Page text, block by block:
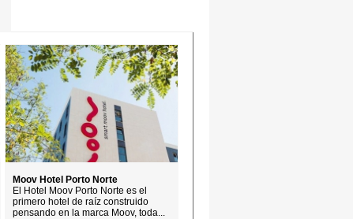
Moov Hotel Porto Norte
El Hotel Moov Porto Norte es el
primero hotel de raíz construido
pensando en la marca Moov, toda...